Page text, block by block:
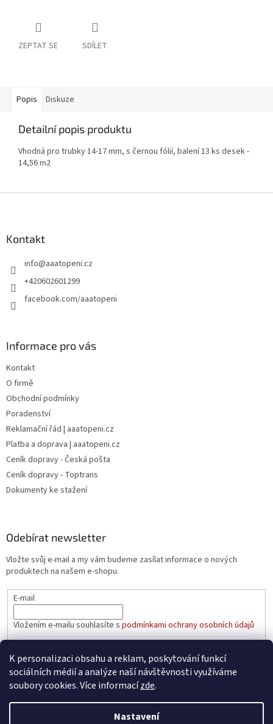
K personalizaci obsahu a reklam, poskytování funkcí
sociálních médií a analýze naší návštěvnosti využíváme
soubory cookies. Více informacízde.
Nastavení
ZEPTAT SE SDÍLET
Popis Diskuze
Detailní popis produktu
Vhodná pro trubky 14-17 mm, s černou fólií, balení 13 ks desek -
14,56 m2
Kontakt
info@aaatopeni.cz
+420602601299
facebook.com/aaatopeni
Informace pro vás
Kontakt
O firmě
Obchodní podmínky
Poradenství
Reklamační řád | aaatopeni.cz
Platba a doprava | aaatopeni.cz
Ceník dopravy - Česká pošta
Ceník dopravy - Toptrans
Dokumenty ke stažení
Odebírat newsletter
Vložte svůj e-mail a my vám budeme zasílat informace o nových
produktech na našem e-shopu.
E-mail
Vložením e-mailu souhlasíte s podmínkami ochrany osobních údajů
PŘIHLÁSIT SE